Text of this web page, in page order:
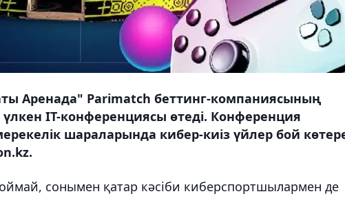
Аренада" Parimatch беттинг-компаниясының
үлкен IT-конференциясы өтеді. Конференция
шараларында кибер-киіз үйлер бой
сонымен қатар кәсіби киберспортшылармен де